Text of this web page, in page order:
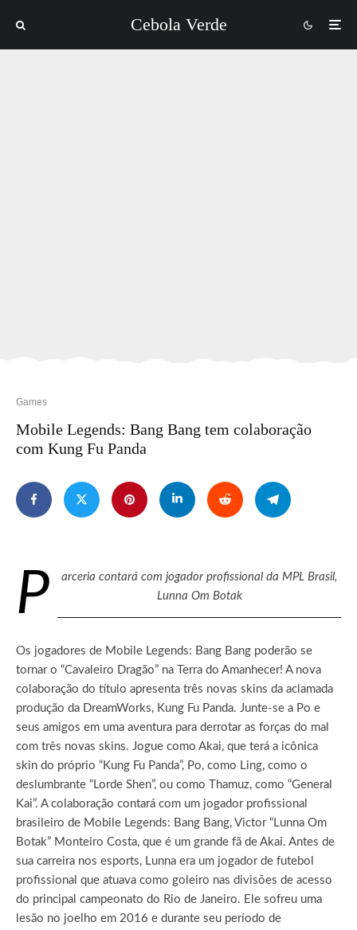
Cebola Verde
Games
Mobile Legends: Bang Bang tem colaboração
com Kung Fu Panda
P
arceria contará com jogador profissional da MPL Brasil,
Lunna Om Botak
Os jogadores de Mobile Legends: Bang Bang poderão se
tornar o “Cavaleiro Dragão” na Terra do Amanhecer! A nova
colaboração do título apresenta três novas skins da aclamada
produção da DreamWorks, Kung Fu Panda. Junte-se a Po e
seus amigos em uma aventura para derrotar as forças do mal
com três novas skins. Jogue como Akai, que terá a icônica
skin do próprio “Kung Fu Panda”, Po, como Ling, como o
deslumbrante “Lorde Shen”, ou como Thamuz, como “General
Kai”. A colaboração contará com um jogador profissional
brasileiro de Mobile Legends: Bang Bang, Victor “Lunna Om
Botak” Monteiro Costa, que é um grande fã de Akai. Antes de
sua carreira nos esports, Lunna era um jogador de futebol
profissional que atuava como goleiro nas divisões de acesso
do principal campeonato do Rio de Janeiro. Ele sofreu uma
lesão no joelho em 2016 e durante seu período de